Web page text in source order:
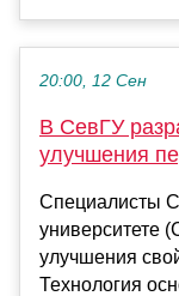
20:00, 12 Сен
В СевГУ
улучшения
Специалисты
университете
улучшения
Технология